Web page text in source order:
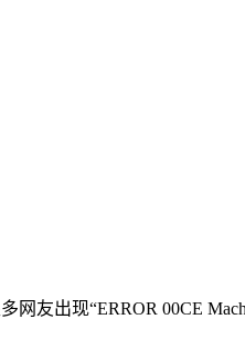
友出现“ERROR 00CE